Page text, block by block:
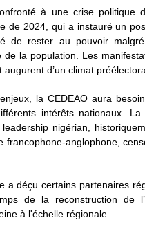
à une crise politique
de 2024, qui a instauré un
de rester au pouvoir malgré
de la population. Les
augurent d’un climat
la CEDEAO aura
intérêts nationaux.
nigérian,
francophone-anglophone,
a déçu certains partenaires
de la reconstruction de
à l'échelle régionale.